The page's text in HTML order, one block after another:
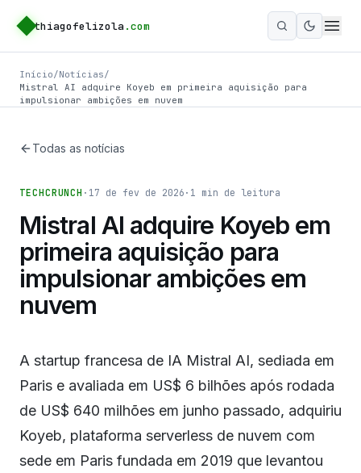
thiagofelizola .com
Ativar
Início/Notícias/
Mistral AI adquire Koyeb em primeira aquisição para
impulsionar ambições em nuvem
Todas as notícias
TECHCRUNCH · 17 de fev de 2026 · 1 min de leitura
Mistral AI adquire Koyeb em
primeira aquisição para
impulsionar ambições em
nuvem
A startup francesa de IA Mistral AI, sediada em
Paris e avaliada em US$ 6 bilhões após rodada
de US$ 640 milhões em junho passado, adquiriu
Koyeb, plataforma serverless de nuvem com
sede em Paris fundada em 2019 que levantou